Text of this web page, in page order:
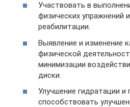
Участвовать в
физических упражнений
реабилитации.
Выявление и изменение
физической
минимизации
диски.
Улучшение гидратации и
способствовать